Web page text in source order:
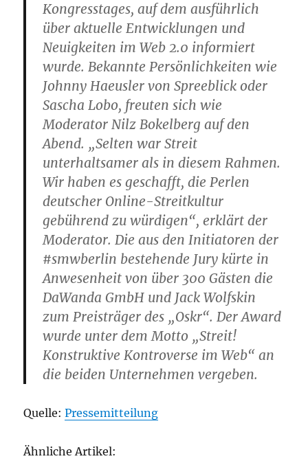
Kongresstages, auf dem ausführlich
über aktuelle Entwicklungen und
Neuigkeiten im Web 2.0 informiert
wurde. Bekannte Persönlichkeiten wie
Johnny Haeusler von Spreeblick oder
Sascha Lobo, freuten sich wie
Moderator Nilz Bokelberg auf den
Abend. „Selten war Streit
unterhaltsamer als in diesem Rahmen.
Wir haben es geschafft, die Perlen
deutscher Online-Streitkultur
gebührend zu würdigen“, erklärt der
Moderator. Die aus den Initiatoren der
#smwberlin bestehende Jury kürte in
Anwesenheit von über 300 Gästen die
DaWanda GmbH und Jack Wolfskin
zum Preisträger des „Oskr“. Der Award
wurde unter dem Motto „Streit!
Konstruktive Kontroverse im Web“ an
die beiden Unternehmen vergeben.
Quelle:Pressemitteilung
Ähnliche Artikel: